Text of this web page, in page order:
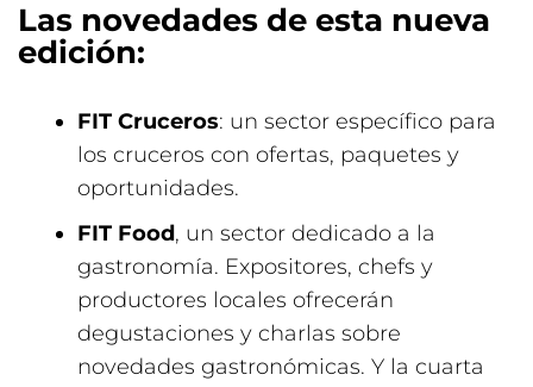
Las novedades de esta nueva
edición:
FIT Cruceros: un sector específico para
los cruceros con ofertas, paquetes y
oportunidades.
FIT Food, un sector dedicado a la
gastronomía. Expositores, chefs y
productores locales ofrecerán
degustaciones y charlas sobre
novedades gastronómicas. Y la cuarta